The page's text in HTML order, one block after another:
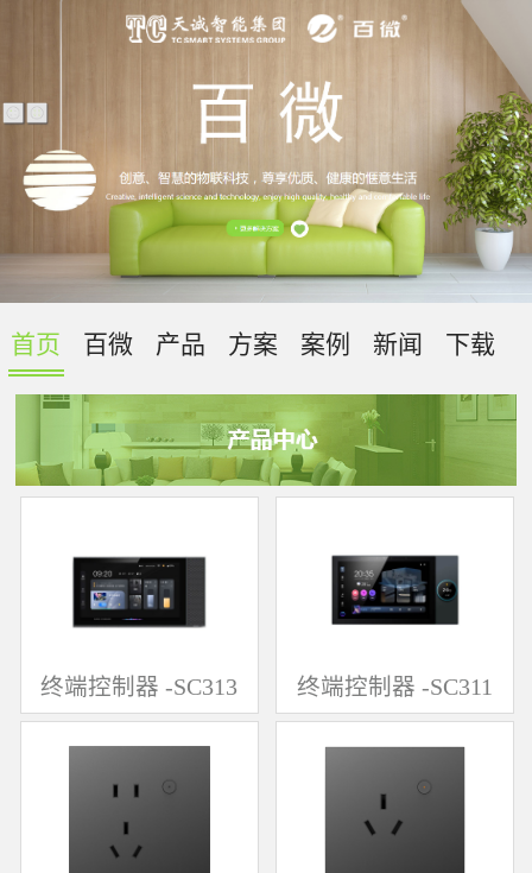
首页 百微 产品 方案 案例 新闻 下载
终端控制器 -SC313 终端控制器 -SC311